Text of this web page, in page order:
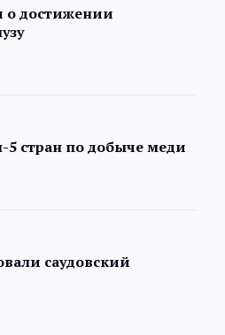
о достижении
5 стран по добыче меди
саудовский